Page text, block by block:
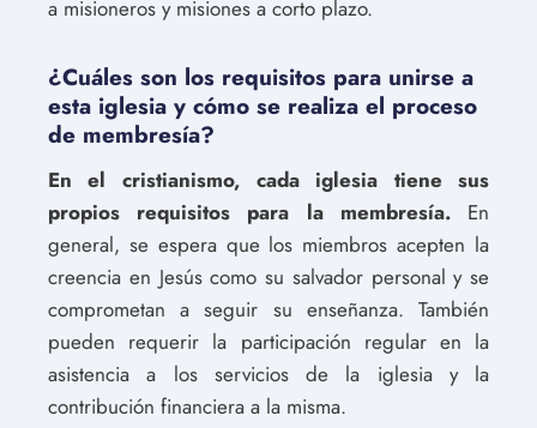
a misioneros y misiones a corto plazo.
¿Cuáles son los requisitos para unirse a
esta iglesia y cómo se realiza el proceso
de membresía?
En el cristianismo, cada iglesia tiene sus
propios requisitos para la membresía.En
general, se espera que los miembros acepten la
creencia en Jesús como su salvador personal y se
comprometan a seguir su enseñanza. También
pueden requerir la participación regular en la
asistencia a los servicios de la iglesia y la
contribución financiera a la misma.